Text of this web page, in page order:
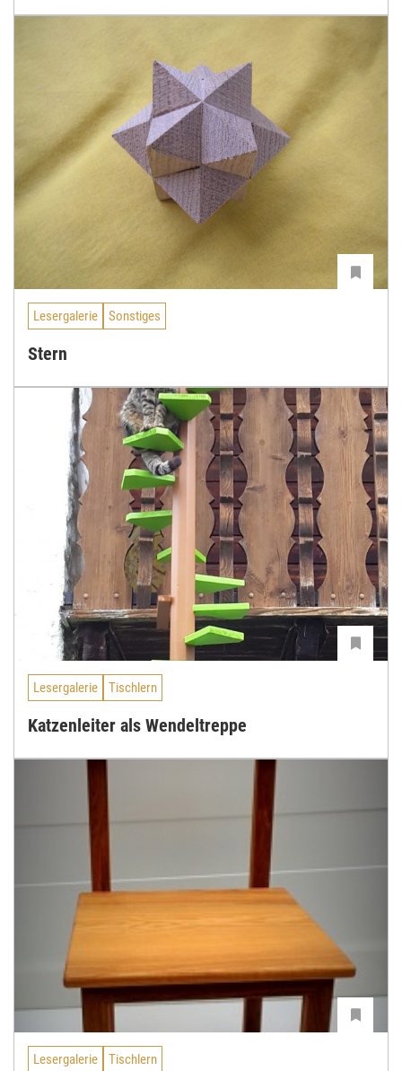
Lesergalerie Sonstiges
Stern
Lesergalerie Tischlern
Katzenleiter als Wendeltreppe
Lesergalerie Tischlern